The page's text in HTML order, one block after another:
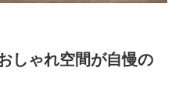
しゃれ空間が自慢の